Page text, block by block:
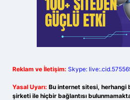
Reklam ve İletişim: Skype:
Yasal Uyarı: Bu internet sitesi, herhangi
şirketi ile hiçbir bağlantısı